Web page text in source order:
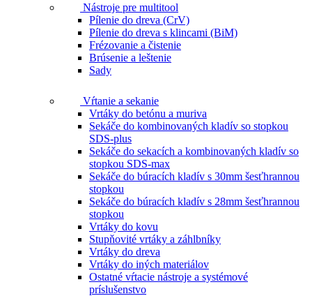
Nástroje pre multitool
Pílenie do dreva (CrV)
Pílenie do dreva s klincami (BiM)
Frézovanie a čistenie
Brúsenie a leštenie
Sady
Vŕtanie a sekanie
Vrtáky do betónu a muriva
Sekáče do kombinovaných kladív so stopkou
SDS-plus
Sekáče do sekacích a kombinovaných kladív so
stopkou SDS-max
Sekáče do búracích kladív s 30mm šesťhrannou
stopkou
Sekáče do búracích kladív s 28mm šesťhrannou
stopkou
Vrtáky do kovu
Stupňovité vrtáky a záhlbníky
Vrtáky do dreva
Vrtáky do iných materiálov
Ostatné vŕtacie nástroje a systémové
príslušenstvo